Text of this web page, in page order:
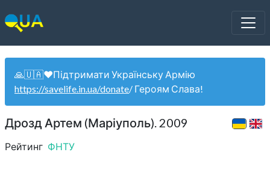
🙏🇺🇦❤️Підтримати Українську Армію
https://savelife.in.ua/donate/ Героям Слава!
Дрозд Артем (Маріуполь). 2009
Рейтинг ФНТУ